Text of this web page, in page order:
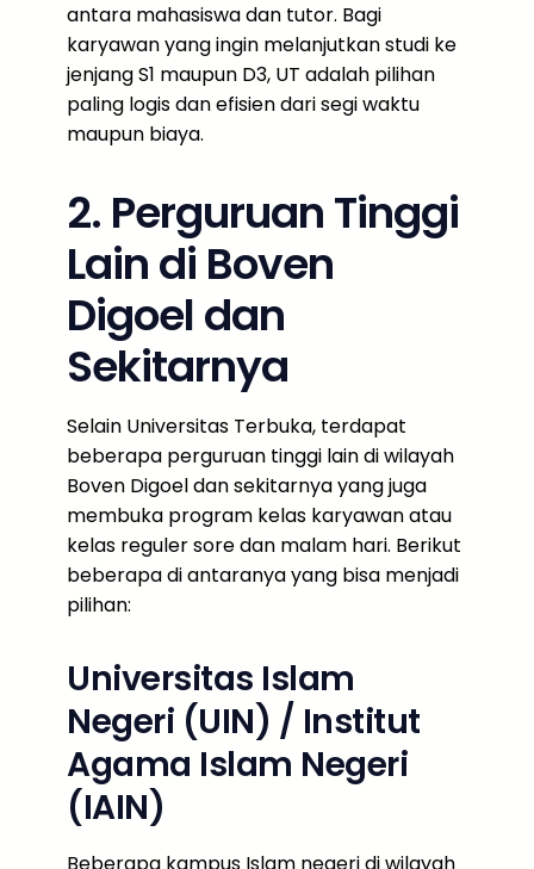
antara mahasiswa dan tutor. Bagi
karyawan yang ingin melanjutkan studi ke
jenjang S1 maupun D3, UT adalah pilihan
paling logis dan efisien dari segi waktu
maupun biaya.
2. Perguruan Tinggi
Lain di Boven
Digoel dan
Sekitarnya
Selain Universitas Terbuka, terdapat
beberapa perguruan tinggi lain di wilayah
Boven Digoel dan sekitarnya yang juga
membuka program kelas karyawan atau
kelas reguler sore dan malam hari. Berikut
beberapa di antaranya yang bisa menjadi
pilihan:
Universitas Islam
Negeri (UIN) / Institut
Agama Islam Negeri
(IAIN)